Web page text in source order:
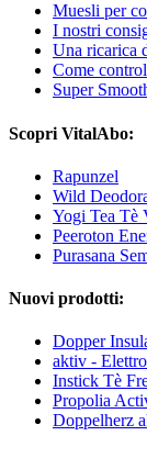
Muesli per
I nostri
Una ricarica
Come
Super
Scopri VitalAbo:
Rapunzel
Wild
Yogi Tea Tè
Peeroton
Purasana
Nuovi prodotti:
Dopper
aktiv -
Instick Tè
Propolia
Doppelherz